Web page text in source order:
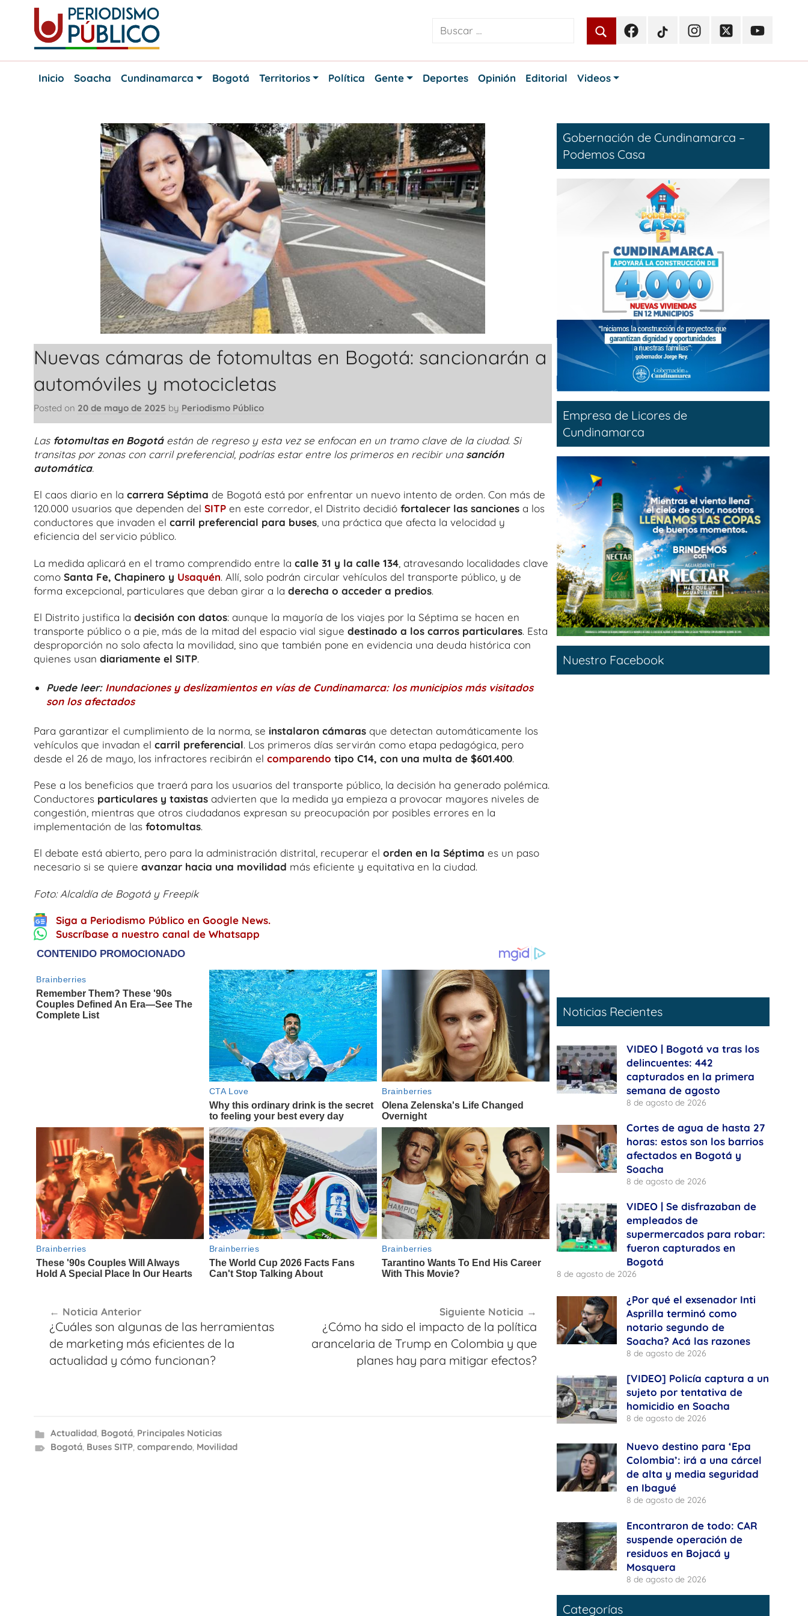
content
Periodismo
Noticias
FacebookTikTokInstagramTwitterYoutube
Inicio
Soacha Cundinamarca Bogotá Territorios Política Gente Deportes Opinión Editorial Videos
Nuevas cámaras de fotomultas en Bogotá: sancionarán a
automóviles y motocicletas
Posted on 20 de mayo de 2025 by Periodismo Público
Las fotomultas en Bogotáestán de regreso y esta vez se enfocan en un tramo clave de la ciudad. Si
transitas por zonas con carril preferencial, podrías estar entre los primeros en recibir una sanción
automática.
El caos diario en la carrera Séptima de Bogotá está por enfrentar un nuevo intento de orden. Con más de
120.000 usuarios que dependen del SITP en este corredor, el Distrito decidió fortalecer las sanciones a los
conductores que invaden el carril preferencial para buses, una práctica que afecta la velocidad y
eficiencia del servicio público.
La medida aplicará en el tramo comprendido entre la calle 31 y la calle 134 , atravesando localidades clave
como Santa Fe, Chapinero y Usaquén. Allí, solo podrán circular vehículos del transporte público, y de
forma excepcional, particulares que deban girar a la derecha o acceder a predios.
El Distrito justifica la decisión con datos: aunque la mayoría de los viajes por la Séptima se hacen en
transporte público o a pie, más de la mitad del espacio vial sigue destinado a los carros particulares. Esta
desproporción no solo afecta la movilidad, sino que también pone en evidencia una deuda histórica con
quienes usan diariamente el SITP.
Puede leer: Inundaciones y deslizamientos en vías de Cundinamarca: los municipios más visitados
son los afectados
Para garantizar el cumplimiento de la norma, se instalaron cámaras que detectan automáticamente los
vehículos que invadan el carril preferencial. Los primeros días servirán como etapa pedagógica, pero
desde el 26 de mayo, los infractores recibirán el comparendo tipo C14, con una multa de $601.400.
Pese a los beneficios que traerá para los usuarios del transporte público, la decisión ha generado polémica.
Conductores particulares y taxistas advierten que la medida ya empieza a provocar mayores niveles de
congestión, mientras que otros ciudadanos expresan su preocupación por posibles errores en la
implementación de las fotomultas.
El debate está abierto, pero para la administración distrital, recuperar el orden en la Séptima es un paso
necesario si se quiere avanzar hacia una movilidad más eficiente y equitativa en la ciudad.
Foto: Alcaldía de Bogotá y Freepik
Siga a Periodismo Público en Google News.
Suscríbase a nuestro canal de Whatsapp
de
entradas
Noticia Anterior
¿Cuáles son algunas de las herramientas
de marketing más eficientes de la
actualidad y cómo funcionan?
Siguiente Noticia
¿Cómo ha sido el impacto de la política
arancelaria de Trump en Colombia y que
planes hay para mitigar efectos?
Actualidad, Bogotá, Principales Noticias
Bogotá, Buses SITP, comparendo, Movilidad
Gobernación de Cundinamarca –
Podemos Casa
Empresa de Licores de
Cundinamarca
Nuestro Facebook
Noticias Recientes
VIDEO | Bogotá va tras los
delincuentes: 442
capturados en la primera
semana de agosto
8 de agosto de 2026
Cortes de agua de hasta 27
horas: estos son los barrios
afectados en Bogotá y
Soacha
8 de agosto de 2026
VIDEO | Se disfrazaban de
empleados de
supermercados para robar:
fueron capturados en
Bogotá
8 de agosto de 2026
¿Por qué el exsenador Inti
Asprilla terminó como
notario segundo de
Soacha? Acá las razones
8 de agosto de 2026
[VIDEO] Policía captura a un
sujeto por tentativa de
homicidio en Soacha
8 de agosto de 2026
Nuevo destino para ‘Epa
Colombia’: irá a una cárcel
de alta y media seguridad
en Ibagué
8 de agosto de 2026
Encontraron de todo: CAR
suspende operación de
residuos en Bojacá y
Mosquera
8 de agosto de 2026
Categorías